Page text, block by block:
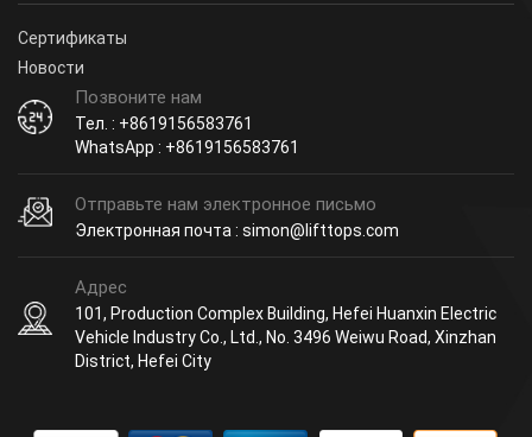
Сертификаты
Новости
Позвоните нам
Тел. : +8619156583761
WhatsApp : +8619156583761
Отправьте нам электронное письмо
Электронная почта : simon@lifttops.com
Адрес
101, Production Complex Building, Hefei Huanxin Electric
Vehicle Industry Co., Ltd., No. 3496 Weiwu Road, Xinzhan
District, Hefei City